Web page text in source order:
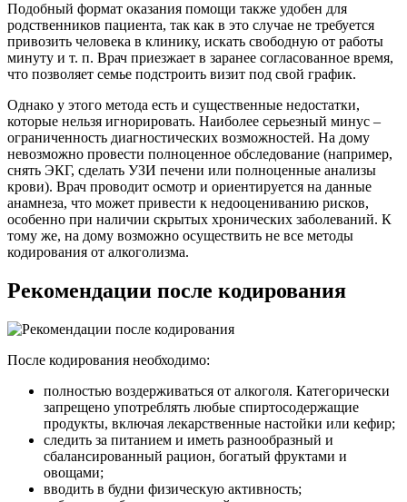
Подобный формат оказания помощи также удобен для
родственников пациента, так как в это случае не требуется
привозить человека в клинику, искать свободную от работы
минуту и т. п. Врач приезжает в заранее согласованное время,
что позволяет семье подстроить визит под свой график.
Однако у этого метода есть и существенные недостатки,
которые нельзя игнорировать. Наиболее серьезный минус –
ограниченность диагностических возможностей. На дому
невозможно провести полноценное обследование (например,
снять ЭКГ, сделать УЗИ печени или полноценные анализы
крови). Врач проводит осмотр и ориентируется на данные
анамнеза, что может привести к недооцениванию рисков,
особенно при наличии скрытых хронических заболеваний. К
тому же, на дому возможно осуществить не все методы
кодирования от алкоголизма.
Рекомендации после кодирования
После кодирования необходимо:
полностью воздерживаться от алкоголя. Категорически
запрещено употреблять любые спиртосодержащие
продукты, включая лекарственные настойки или кефир;
следить за питанием и иметь разнообразный и
сбалансированный рацион, богатый фруктами и
овощами;
вводить в будни физическую активность;